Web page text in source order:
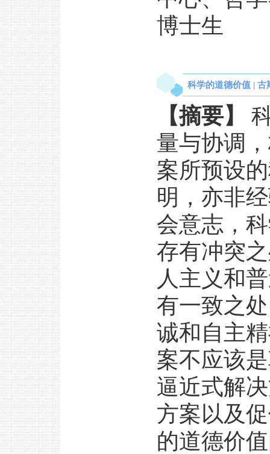
博士生
科学的道德价值 | 古
【摘要】
量与协调
案所预设
明，亦非
会意志，
存有冲突
人主义和
有一致之
诚和自主
案不应该
逼近式解
方案以及
的道德价